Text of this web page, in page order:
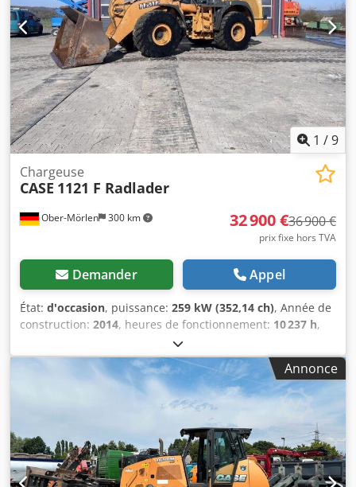
1 /9
Ober-Mörlen 300 km
Chargeuse
CASE 1121 F Radlader
32 900 €36 900 €
prix fixe hors TVA
Demander Appel
État: d'occasion, puissance: 259 kW (352,14 ch), Année de
construction: 2014, heures de fonctionnement: 10 237 h,
Poids à vide : 27 024 kg Veuillez contacter Emal Jaweed
pour plus d’informations. Chargeuse sur pneus / Wheel
Loader, Case 1121F, année 2014, heures de
fonctionnement : 10 237 h, longueur : 8 960 mm, largeur :
2 990 mm, hauteur : 3 570 mm, poids total autorisé :
27 024 kg, moteur : Case, puissance moteur : 239 kW,
climatisation, balance intégrée, hydraulique auxiliaire,
caméra de recul, graissage automatique, dimensions du
godet : longueur : 1 800 mm, largeur : 3 000 mm, hauteur :
Annonce